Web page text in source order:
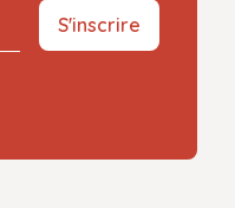
S'inscrire